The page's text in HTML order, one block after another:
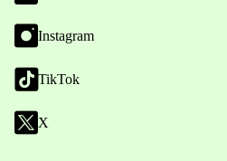
Instagram
TikTok
X